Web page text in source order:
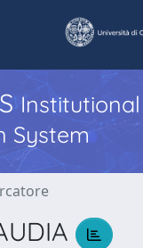
System